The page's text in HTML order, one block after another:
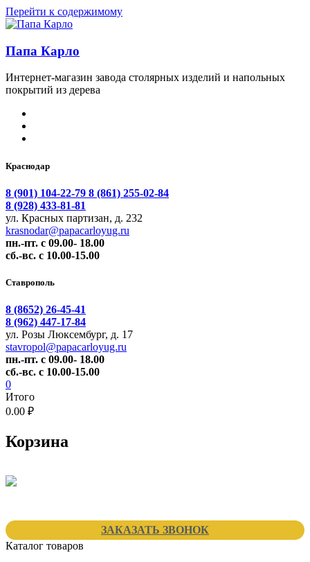
Перейти к содержимому
Папа Карло
Интернет-магазин завода столярных изделий и напольных
покрытий из дерева
Краснодар
8 (901) 104-22-79 8 (861) 255-02-84
8 (928) 433-81-81
ул. Красных партизан, д. 232
krasnodar@papacarloyug.ru
пн.-пт. с 09.00- 18.00
сб.-вс. с 10.00-15.00
Ставрополь
8 (8652) 26-45-41
8 (962) 447-17-84
ул. Розы Люксембург, д. 17
stavropol@papacarloyug.ru
пн.-пт. с 09.00- 18.00
сб.-вс. с 10.00-15.00
0
Итого
0.00 ₽
Корзина
ЗАКАЗАТЬ ЗВОНОК
Каталог товаров